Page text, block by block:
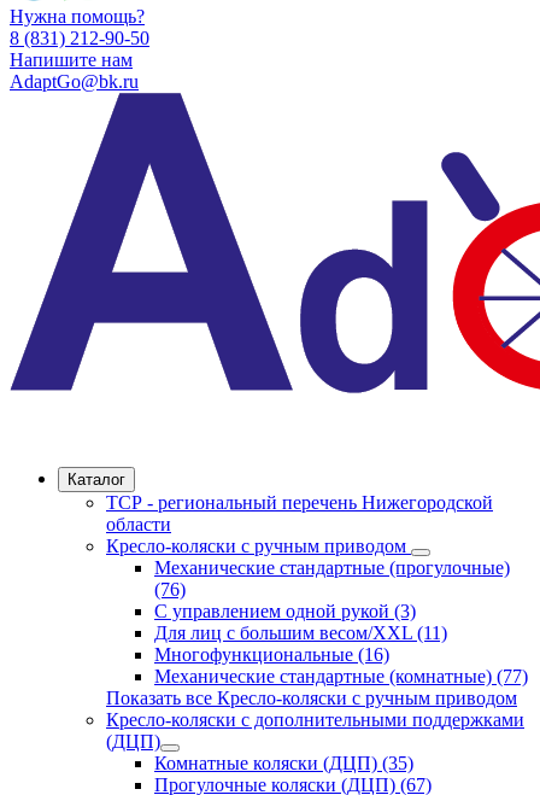
Нужна помощь?
8 (831) 212-90-50
Напишите нам
AdaptGo@bk.ru
Каталог
ТСР - региональный перечень Нижегородской
области
Кресло-коляски с ручным приводом
Механические стандартные (прогулочные)
(76)
С управлением одной рукой (3)
Для лиц с большим весом/XXL (11)
Многофункциональные (16)
Механические стандартные (комнатные) (77)
Показать все Кресло-коляски с ручным приводом
Кресло-коляски с дополнительными поддержками
(ДЦП)
Комнатные коляски (ДЦП) (35)
Прогулочные коляски (ДЦП) (67)